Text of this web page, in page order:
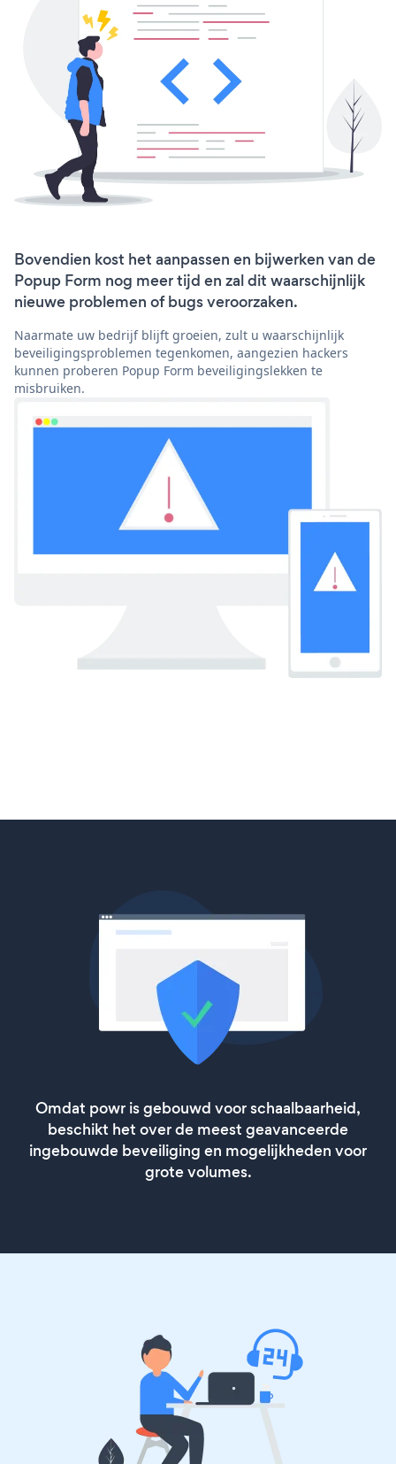
Bovendien kost het aanpassen en bijwerken van de
Popup Form nog meer tijd en zal dit waarschijnlijk
nieuwe problemen of bugs veroorzaken.
Naarmate uw bedrijf blijft groeien, zult u waarschijnlijk
beveiligingsproblemen tegenkomen, aangezien hackers
kunnen proberen Popup Form beveiligingslekken te
misbruiken.
Omdat powr is gebouwd voor schaalbaarheid,
beschikt het over de meest geavanceerde
ingebouwde beveiliging en mogelijkheden voor
grote volumes.